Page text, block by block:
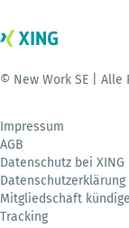
© New Work SE | Alle
Impressum
AGB
Datenschutz bei XING
Datenschutzerklärung
Mitgliedschaft
Tracking